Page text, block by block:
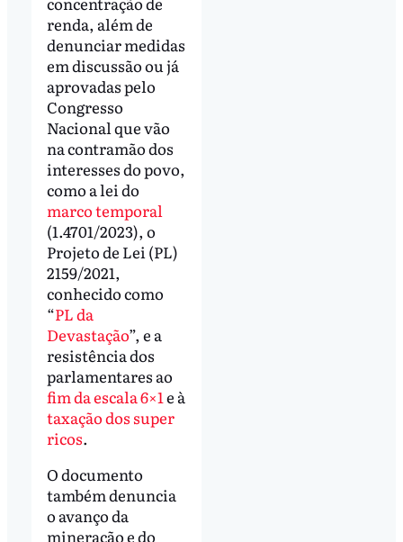
renda, além de
denunciar medidas
em discussão ou já
aprovadas pelo
Congresso
Nacional que vão
na contramão dos
interesses do povo,
como a lei do
marco temporal
(1.4701/2023), o
Projeto de Lei (PL)
2159/2021,
conhecido como
“PL da
Devastação”, e a
resistência dos
parlamentares ao
fim da escala 6×1 e à
taxação dos super
ricos.
O documento
também denuncia
o avanço da
mineração e do